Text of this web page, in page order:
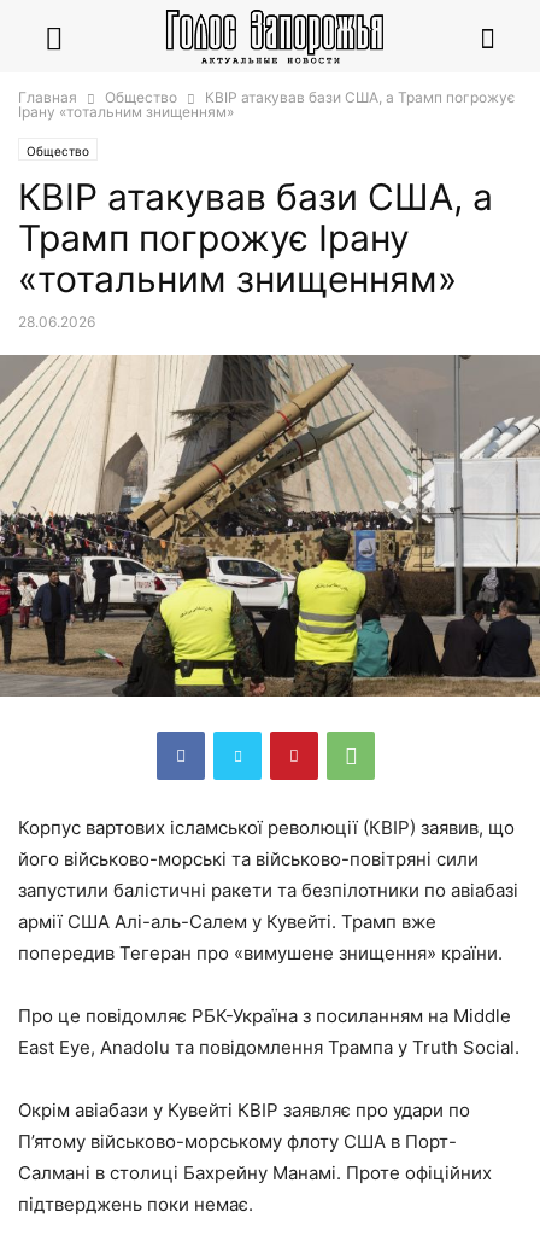
Главная Общество
КВІР атакував бази США, а Трамп погрожує
Ірану «тотальним знищенням»
Общество
КВІР атакував бази США, а
Трамп погрожує Ірану
«тотальним знищенням»
28.06.2026
Корпус вартових ісламської революції (КВІР) заявив, що
його військово-морські та військово-повітряні сили
запустили балістичні ракети та безпілотники по авіабазі
армії США Алі-аль-Салем у Кувейті. Трамп вже
попередив Тегеран про «вимушене знищення» країни.
Про це повідомляє РБК-Україна з посиланням на Middle
East Eye, Anadolu та повідомлення Трампа у Truth Social.
Окрім авіабази у Кувейті КВІР заявляє про удари по
П’ятому військово-морському флоту США в Порт-
Салмані в столиці Бахрейну Манамі. Проте офіційних
підтверджень поки немає.